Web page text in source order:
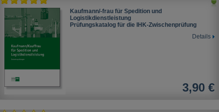
Kaufmann/-frau für Spedition und
Logistikdienstleistung
Prüfungskatalog für die IHK-Zwischenprüfung
Details
3,90 €